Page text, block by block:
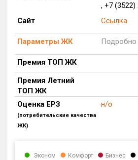
Найдено:
Жилых комплексов
Многоквартирных домов
Блокированных домов
Квартир, апартаментов,
блоков в БД
, +7 (3522)
Сайт
Ссылка
Параметры ЖК Подробно
Премия ТОП ЖК
Премия Летний
ТОП ЖК
Оценка ЕРЗ
(потребительские качества
ЖК)
н/о
Эконом Комфорт Бизнес